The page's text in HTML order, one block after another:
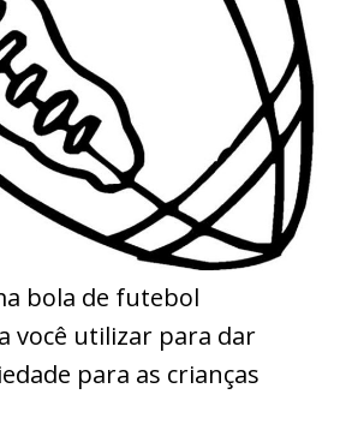
bola de futebol
você utilizar para dar
para as crianças